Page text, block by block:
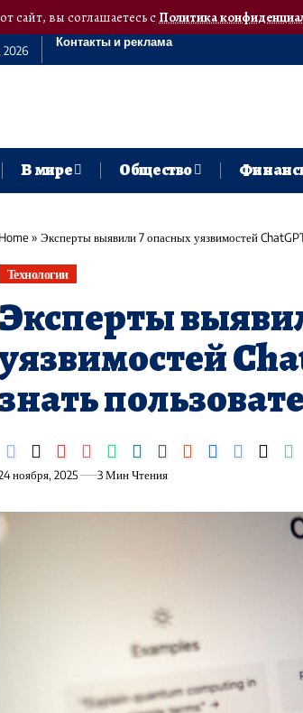
сайт, вы соглашаетесь сПолитика
2026
Контакты и реклама
В мире Общество
Home» Эксперты выявили 7 опасных уязвимостей
Технологии
Эксперты
ноября, 2025 3 Мин Чтения